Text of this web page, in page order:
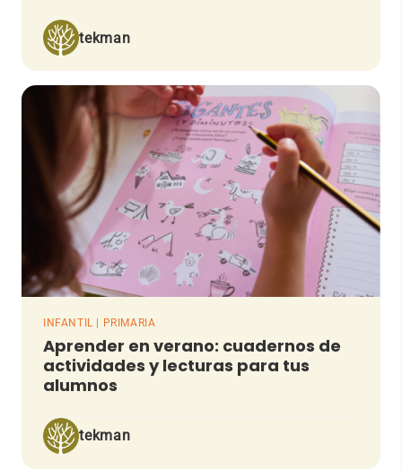
tekman
INFANTIL | PRIMARIA
Aprender en verano: cuadernos de
actividades y lecturas para tus
alumnos
tekman